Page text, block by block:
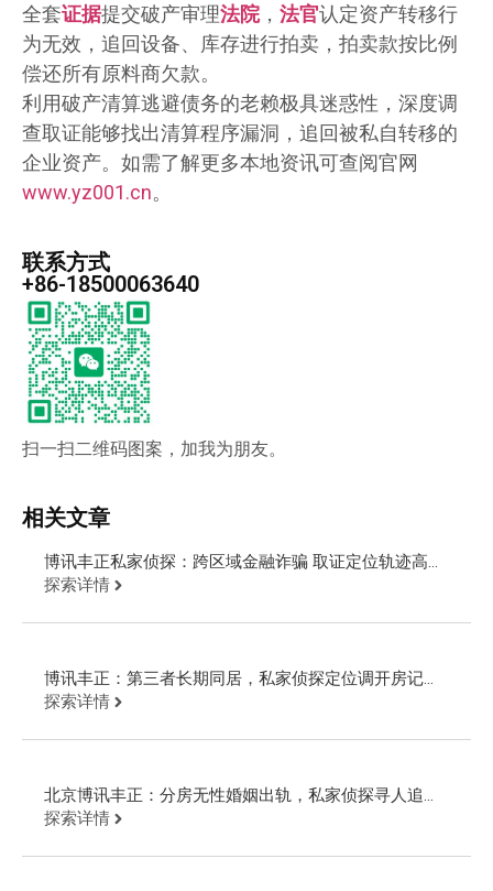
全套证据提交破产审理法院， 法官认定资产转移行
为无效，追回设备、库存进行拍卖，拍卖款按比例
偿还所有原料商欠款。
利用破产清算逃避债务的老赖极具迷惑性，深度调
查取证能够找出清算程序漏洞，追回被私自转移的
企业资产。如需了解更多本地资讯可查阅官网
www.yz001.cn。
联系方式
+86-18500063640
扫一扫二维码图案，加我为朋友。
相关文章
博讯丰正私家侦探：跨区域金融诈骗 取证定位轨迹高效
追回欠款
探索详情
博讯丰正：第三者长期同居，私家侦探定位调开房记录
追回财物
探索详情
北京博讯丰正：分房无性婚姻出轨，私家侦探寻人追踪
第三者轨迹
探索详情